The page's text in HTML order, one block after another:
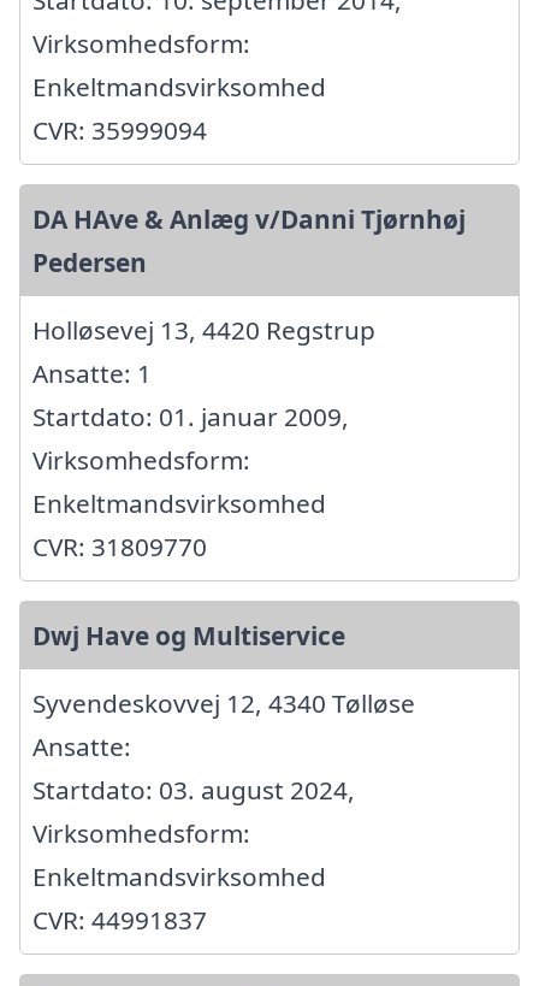
Virksomhedsform:
Enkeltmandsvirksomhed
CVR: 35999094
DA HAve & Anlæg v/Danni Tjørnhøj
Pedersen
Holløsevej 13, 4420 Regstrup
Ansatte: 1
Startdato: 01. januar 2009,
Virksomhedsform:
Enkeltmandsvirksomhed
CVR: 31809770
Dwj Have og Multiservice
Syvendeskovvej 12, 4340 Tølløse
Ansatte:
Startdato: 03. august 2024,
Virksomhedsform:
Enkeltmandsvirksomhed
CVR: 44991837